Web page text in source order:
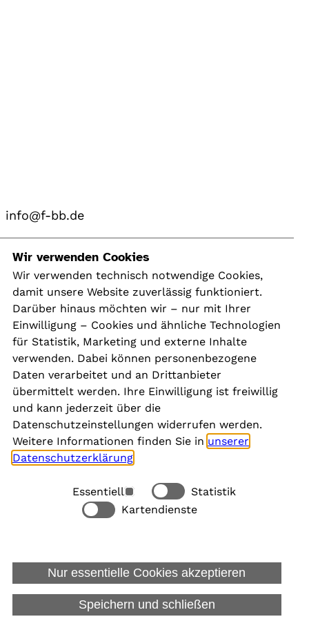
info@f-bb.de
Navigation
Kontakt
Presse
Aktuelles
Karriere
Newsletter
Social Media
Rechtliches
Allgemeine Datenschutzinformation
Datenschutzinformation für Bewerbungen
Impressum
Wir verwenden Cookies
Wir verwenden technisch notwendige Cookies,
damit unsere Website zuverlässig funktioniert.
Darüber hinaus möchten wir – nur mit Ihrer
Einwilligung – Cookies und ähnliche Technologien
für Statistik, Marketing und externe Inhalte
verwenden. Dabei können personenbezogene
Daten verarbeitet und an Drittanbieter
übermittelt werden. Ihre Einwilligung ist freiwillig
und kann jederzeit über die
Datenschutzeinstellungen widerrufen werden.
Weitere Informationen finden Sie in unserer
Datenschutzerklärung
Essentiell
Statistik
Kartendienste
Nur essentielle Cookies akzeptieren
Speichern und schließen